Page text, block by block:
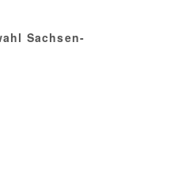
Sachsen-